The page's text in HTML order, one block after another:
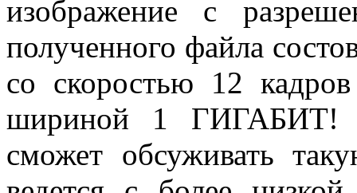
изображение с
полученного файла
со скоростью 12
шириной 1 ГИГАБИТ!
сможет обсуживать